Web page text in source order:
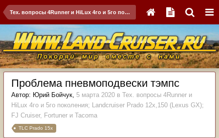
Тех. вопросы 4Runner и HiLux 4го и 5го поколения; Landсruiser Prado 12x,150 (Lexus GX); FJ Cruiser, Fortuner и Tacoma
Проблема пневмоподвески тэмпс
Автор: Юрий Бойчук, 5 марта 2020 в Тех. вопросы 4Runner и
HiLux 4го и 5го поколения; Landсruiser Prado 12x,150 (Lexus GX);
FJ Cruiser, Fortuner и Tacoma
TLC Prado 15x